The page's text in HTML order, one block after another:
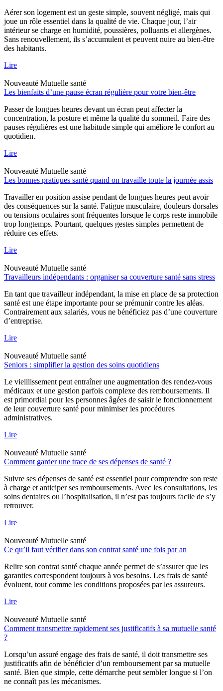
Aérer son logement est un geste simple, souvent négligé, mais qui
joue un rôle essentiel dans la qualité de vie. Chaque jour, l’air
intérieur se charge en humidité, poussières, polluants et allergènes.
Sans renouvellement, ils s’accumulent et peuvent nuire au bien-être
des habitants.
Lire
Nouveauté Mutuelle santé
Les bienfaits d’une pause écran régulière pour votre bien-être
Passer de longues heures devant un écran peut affecter la
concentration, la posture et même la qualité du sommeil. Faire des
pauses régulières est une habitude simple qui améliore le confort au
quotidien.
Lire
Nouveauté Mutuelle santé
Les bonnes pratiques santé quand on travaille toute la journée assis
Travailler en position assise pendant de longues heures peut avoir
des conséquences sur la santé. Fatigue musculaire, douleurs dorsales
ou tensions oculaires sont fréquentes lorsque le corps reste immobile
trop longtemps. Pourtant, quelques gestes simples permettent de
réduire ces effets.
Lire
Nouveauté Mutuelle santé
Travailleurs indépendants : organiser sa couverture santé sans stress
En tant que travailleur indépendant, la mise en place de sa protection
santé est une étape importante pour se prémunir contre les aléas.
Contrairement aux salariés, vous ne bénéficiez pas d’une couverture
d’entreprise.
Lire
Nouveauté Mutuelle santé
Seniors : simplifier la gestion des soins quotidiens
Le vieillissement peut entraîner une augmentation des rendez-vous
médicaux et une gestion parfois complexe des remboursements. Il
est primordial pour les personnes âgées de saisir le fonctionnement
de leur couverture santé pour minimiser les procédures
administratives.
Lire
Nouveauté Mutuelle santé
Comment garder une trace de ses dépenses de santé ?
Suivre ses dépenses de santé est essentiel pour comprendre son reste
à charge et anticiper ses remboursements. Avec les consultations, les
soins dentaires ou l’hospitalisation, il n’est pas toujours facile de s’y
retrouver.
Lire
Nouveauté Mutuelle santé
Ce qu’il faut vérifier dans son contrat santé une fois par an
Relire son contrat santé chaque année permet de s’assurer que les
garanties correspondent toujours à vos besoins. Les frais de santé
évoluent, tout comme les conditions proposées par les assureurs.
Lire
Nouveauté Mutuelle santé
Comment transmettre rapidement ses justificatifs à sa mutuelle santé
?
Lorsqu’un assuré engage des frais de santé, il doit transmettre ses
justificatifs afin de bénéficier d’un remboursement par sa mutuelle
santé. Bien que simple, cette démarche peut sembler longue si l’on
ne connaît pas les mécanismes.